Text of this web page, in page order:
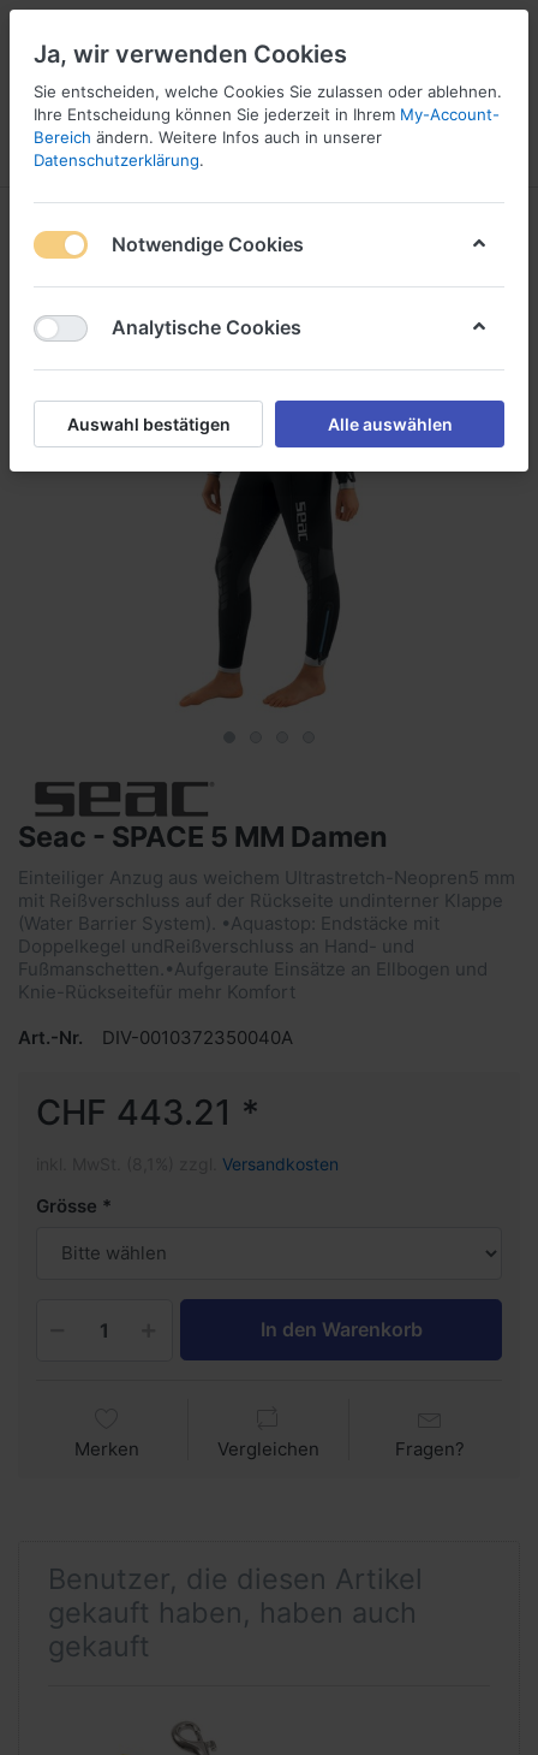
Menü Anmelden
16
Seac - SPACE 5 MM Damen
Einteiliger Anzug aus weichem Ultrastretch-Neopren5 mm
mit Reißverschluss auf der Rückseite undinterner Klappe
(Water Barrier System). •Aquastop: Endstäcke mit
Doppelkegel undReißverschluss an Hand- und
Fußmanschetten.•Aufgeraute Einsätze an Ellbogen und
Knie-Rückseitefür mehr Komfort
Art.-Nr.
DIV-0010372350040A
CHF 443.21 *
Versandkosten
Grösse
In den Warenkorb
Merken Vergleichen Fragen?
Benutzer, die diesen Artikel
gekauft haben, haben auch
gekauft
Ja, wir verwenden Cookies
Sie entscheiden, welche Cookies Sie zulassen oder ablehnen.
Ihre Entscheidung können Sie jederzeit in Ihrem My-Account-
Bereich ändern. Weitere Infos auch in unserer
Datenschutzerklärung.
Notwendige Cookies
Analytische Cookies
Auswahl bestätigen Alle auswählen